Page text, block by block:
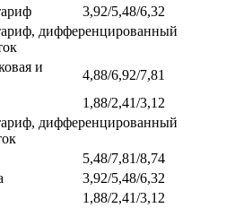
3,92/5,48/6,32
дифференцированный
и
4,88/6,92/7,81
1,88/2,41/3,12
дифференцированный
5,48/7,81/8,74
3,92/5,48/6,32
1,88/2,41/3,12